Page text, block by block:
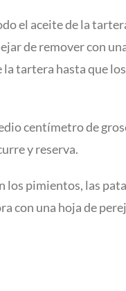
el aceite de la
de remover con
la tartera hasta que los
centímetro de
y reserva.
los pimientos, las
con una hoja de